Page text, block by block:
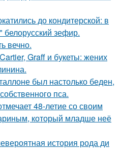
до кондитерской: в
зефир.
вечно.
Graff и букеты: жених
был настолько беден,
пса.
48-летие со своим
который младше неё
история рода ди